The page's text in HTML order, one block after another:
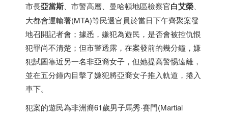
市長亞當斯、市警高層、曼哈頓地區檢察官白艾榮
大都會運輸署(MTA)等民選官員於當日下午齊聚案發
地召開記者會；據悉，嫌犯為遊民，是否會被控仇恨
犯罪尚不清楚；但市警透露，在案發前的幾分鐘，嫌
犯試圖靠近另一名非亞裔女子，但她提高警惕遠離，
並在五分鐘內目擊了嫌犯將亞裔女子推入軌道，捲入
車下。
犯案的遊民為非洲裔61歲男子馬秀·賽門(Martial